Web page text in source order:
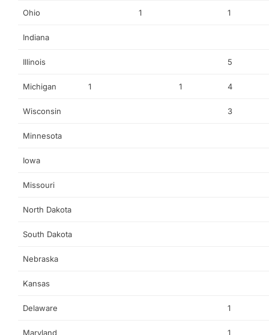
Ohio 1 1
Indiana
Illinois 5
Michigan 1 1 4
Wisconsin 3
Minnesota
Iowa
Missouri
North Dakota
South Dakota
Nebraska
Kansas
Delaware 1
Maryland 1